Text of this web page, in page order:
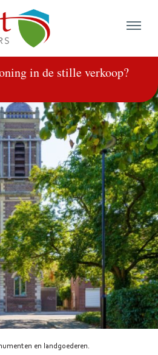
en landgoederen.
in de stille verkoop?